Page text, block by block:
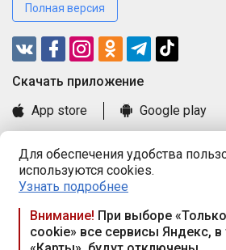
Для обеспечения удобства
используются cookies.
Узнать подробнее
Внимание! При выборе
cookie» все сервисы Яндекс, в
Полная версия
Cкачать приложение
App store
Google play
Книга замечаний и предложений
Правила и документы
Praca.by © 2000—2026, ООО «ПРАЦА
Республика Беларусь, 220114, г.
117а, пом. № 9.